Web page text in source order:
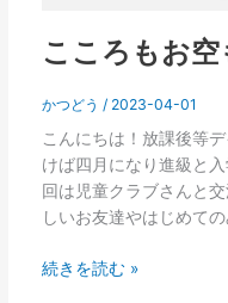
こころもお空
かつどう / 2023-04-01
こんにちは！放課後等
けば四月になり進級と
回は児童クラブさんと
しいお友達やはじめて
続きを読む »